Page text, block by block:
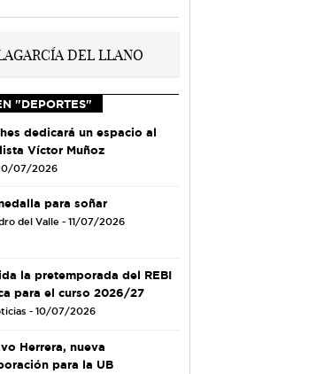
"DEPORTES"
dedicará un espacio al
Víctor Muñoz
07/2026
para soñar
del Valle - 11/07/2026
la pretemporada del REBI
para el curso 2026/27
- 10/07/2026
Herrera, nueva
para la UB